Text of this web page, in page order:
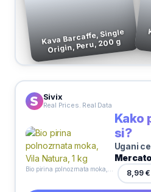
Kava Barcaffe, Single
Origin, Peru, 200 g
Sivix
Real Prices. Real Data
Kako
si?
Ugani
8,99 €